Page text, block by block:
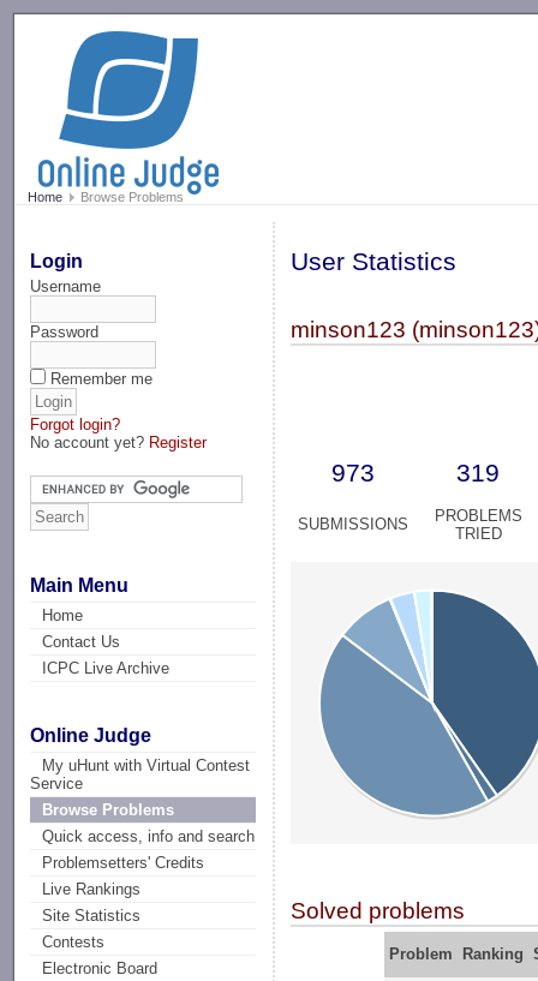
Home Browse Problems
Login
Username
Password
Remember me
Forgot login?
No account yet? Register
Main Menu
Home
Contact Us
ICPC Live Archive
Online Judge
My uHunt with Virtual Contest
Service
Browse Problems
Quick access, info and search
Problemsetters' Credits
Live Rankings
Site Statistics
Contests
Electronic Board
User Statistics
minson123
973 319
SUBMISSIONS
PROBLEMS
TRIED
Solved problems
Problem Ranking